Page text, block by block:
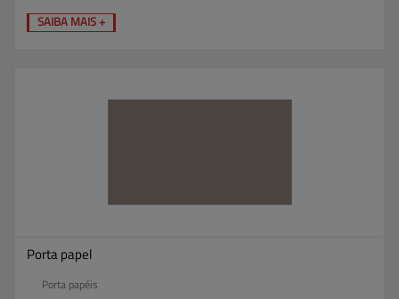
SAIBA MAIS +
Porta papel
Porta papéis